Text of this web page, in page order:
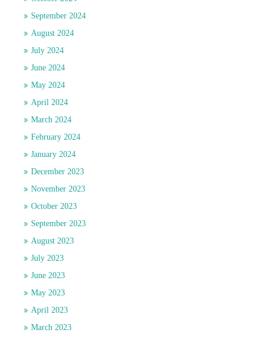
September 2024
August 2024
July 2024
June 2024
May 2024
April 2024
March 2024
February 2024
January 2024
December 2023
November 2023
October 2023
September 2023
August 2023
July 2023
June 2023
May 2023
April 2023
March 2023